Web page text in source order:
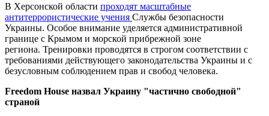
В Херсонской области проходят масштабные
антитеррористические учения Службы безопасности
Украины. Особое внимание уделяется административной
границе с Крымом и морской прибрежной зоне
региона. Тренировки проводятся в строгом соответствии с
требованиями действующего законодательства Украины и с
безусловным соблюдением прав и свобод человека.
Freedom House назвал Украину "частично свободной"
страной